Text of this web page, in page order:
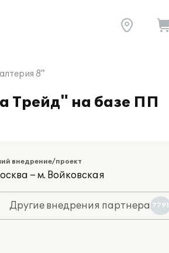
8"
Трейд" на базе ПП
внедрение/проект
– м. Войковская
Другие внедрения партнера 7791